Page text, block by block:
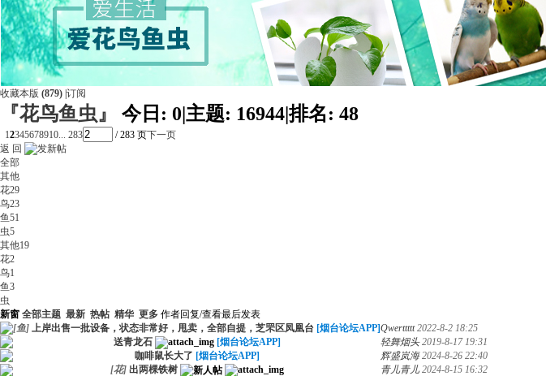
收藏本版 (879) 订阅
『花鸟鱼虫』 今日: 0|主题: 16944|排名: 48
12345678910... 283 / 283 页下一页
返 回
全部
其他
花29
鸟23
鱼51
虫5
其他19
花2
鸟1
鱼3
虫
新窗 全部主题 最新 热帖 精华 更多 作者回复/查看最后发表
[鱼] 上岸出售一批设备，状态非常好，甩卖，全部自提，芝罘区凤凰台 [烟台论坛APP]Qwerttttt 2022-8-2 18:25
送青龙石
[烟台论坛APP] 轻舞烟头 2019-8-17 19:31
咖啡鼠长大了 [烟台论坛APP] 辉盛岚海 2024-8-26 22:40
[花] 出两棵铁树 青儿青儿 2024-8-15 16:32